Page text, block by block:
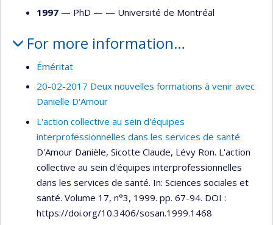
1997 — PhD — — Université de Montréal
For more information…
Éméritat
20-02-2017 Deux nouvelles formations à venir avec
Danielle D'Amour
L'action collective au sein d'équipes
interprofessionnelles dans les services de santé
D'Amour Danièle, Sicotte Claude, Lévy Ron. L'action
collective au sein d'équipes interprofessionnelles
dans les services de santé. In: Sciences sociales et
santé. Volume 17, n°3, 1999. pp. 67-94. DOI :
https://doi.org/10.3406/sosan.1999.1468